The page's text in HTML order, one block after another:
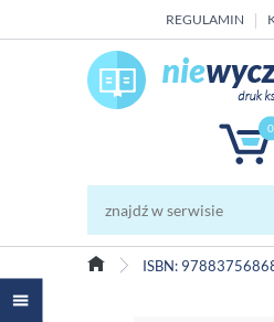
REGULAMIN
0
ISBN: